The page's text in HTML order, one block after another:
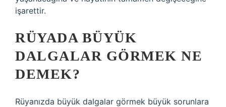
işarettir.
RÜYADA BÜYÜK
DALGALAR GÖRMEK NE
DEMEK?
Rüyanızda büyük dalgalar görmek büyük sorunlara